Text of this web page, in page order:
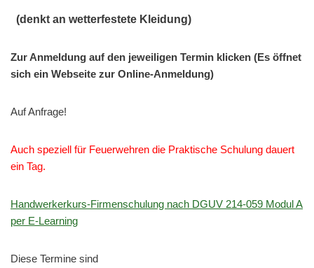
(denkt an wetterfestete Kleidung)
Zur Anmeldung auf den jeweiligen Termin klicken (Es öffnet
sich ein Webseite zur Online-Anmeldung)
Auf Anfrage!
Auch speziell für Feuerwehren die Praktische Schulung dauert
ein Tag.
Handwerkerkurs-Firmenschulung nach DGUV 214-059 Modul A
per E-Learning
Diese Termine sind